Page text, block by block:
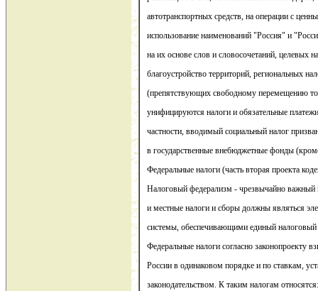
автотранспортных средств, на операции с
использование наименований "Россия" и
на их основе слов и словосочетаний, целевых
благоустройство территорий, региональных
(препятствующих свободному перемещению
унифицируются налоги и обязательные
частности, вводимый социальный налог
в государственные внебюджетные фонды
Федеральные налоги (часть вторая проекта
Налоговый федерализм - чрезвычайно важный
и местные налоги и сборы должны являться
системы, обеспечивающими единый налоговый
Федеральные налоги согласно законопроекту
России в одинаковом порядке и по ставкам,
законодательством. К таким налогам